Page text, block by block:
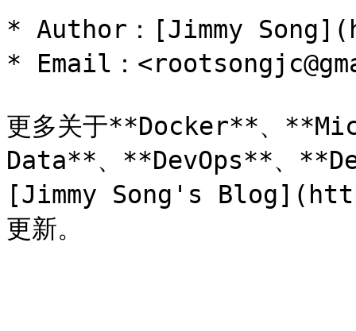
* Author：[Jimmy
* Email：
更多关于**Docker**、
Data**、**DevOps**、
[Jimmy Song's